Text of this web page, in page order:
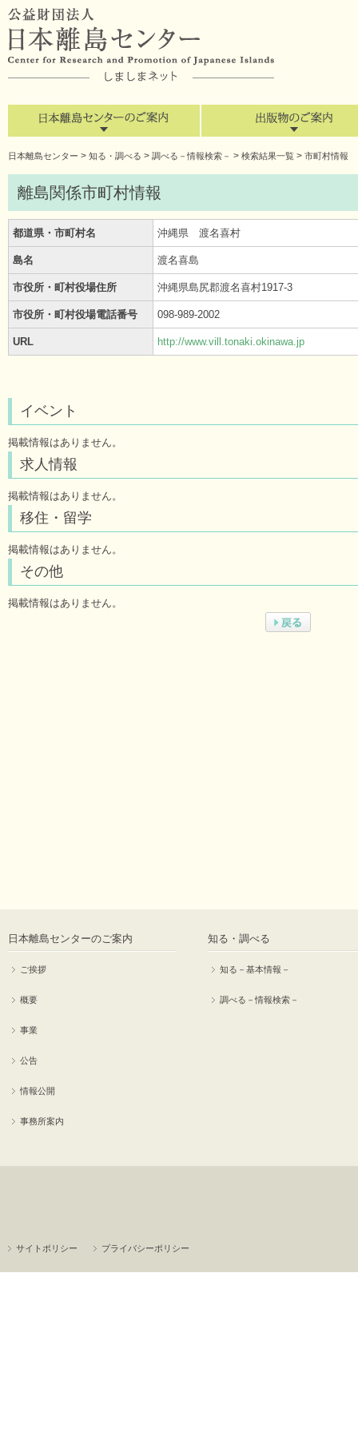
日本離島センター > 知る・調べる > 調べる－情報検索－ > 検索結果一覧 > 市町村情報
離島関係市町村情報
都道県・市町村名 沖縄県 渡名喜村
島名 渡名喜島
市役所・町村役場住所 沖縄県島尻郡渡名喜村1917-3
市役所・町村役場電話番号 098-989-2002
URL http://www.vill.tonaki.okinawa.jp
イベント
掲載情報はありません。
求人情報
掲載情報はありません。
移住・留学
掲載情報はありません。
その他
掲載情報はありません。
日本離島センターのご案内
ご挨拶
概要
事業
公告
情報公開
事務所案内
知る・調べる
知る－基本情報－
調べる－情報検索－
サイトポリシー プライバシーポリシー